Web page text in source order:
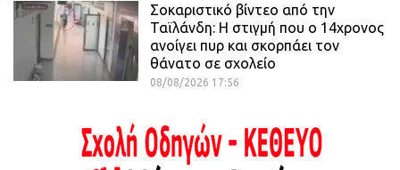
Σοκαριστικό βίντεο από την
Ταϊλάνδη: Η στιγμή που ο 14χρονος
ανοίγει πυρ και σκορπάει τον
θάνατο σε σχολείο
08/08/2026 17:56